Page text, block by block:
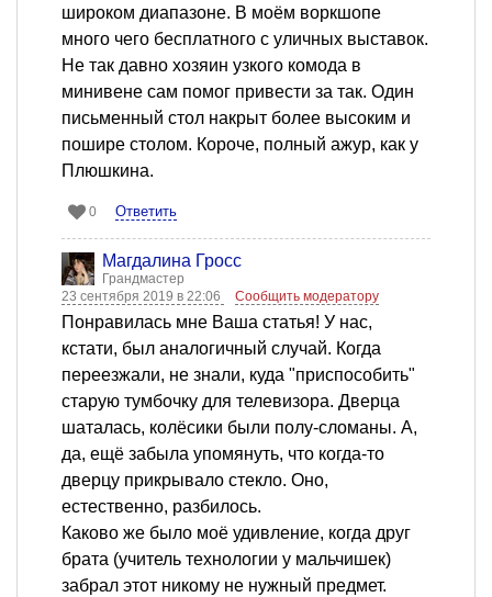
широком диапазоне. В моём воркшопе
много чего бесплатного с уличных выставок.
Не так давно хозяин узкого комода в
минивене сам помог привести за так. Один
письменный стол накрыт более высоким и
пошире столом. Короче, полный ажур, как у
Плюшкина.
0 Ответить
Магдалина Гросс
Грандмастер
23 сентября 2019 в 22:06
Сообщить модератору
Понравилась мне Ваша статья! У нас,
кстати, был аналогичный случай. Когда
переезжали, не знали, куда "приспособить"
старую тумбочку для телевизора. Дверца
шаталась, колёсики были полу-сломаны. А,
да, ещё забыла упомянуть, что когда-то
дверцу прикрывало стекло. Оно,
естественно, разбилось.
Каково же было моё удивление, когда друг
брата (учитель технологии у мальчишек)
забрал этот никому не нужный предмет.